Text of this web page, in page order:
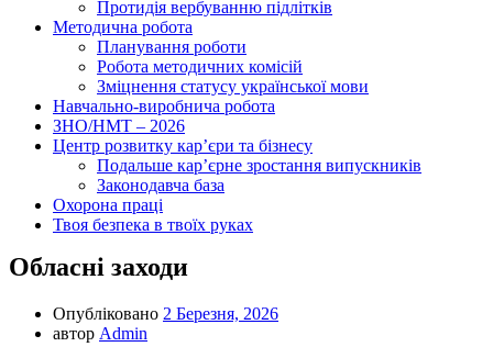
Протидія вербуванню підлітків
Методична робота
Планування роботи
Робота методичних комісій
Зміцнення статусу української мови
Навчально-виробнича робота
ЗНО/НМТ – 2026
Центр розвитку кар’єри та бізнесу
Подальше кар’єрне зростання випускників
Законодавча база
Охорона праці
Твоя безпека в твоїх руках
Обласні заходи
Опубліковано 2 Березня, 2026
автор Admin